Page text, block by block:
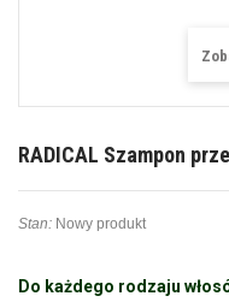
RADICAL Szampon
Stan: Nowy produkt
Do każdego rodzaju